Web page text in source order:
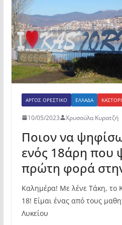
o
k
p ίτ
ε
ΆΡΓΟΣ ΟΡΕΣΤΙΚΌ ΕΛΛΆΔΑ
10/05/2023 Χρυσούλα Κυρατζή
Ποιον να
ενός 18άρη που
πρώτη φορά
Καλημέρα! Με λένε Τάκη, το
18! Είμαι ένας από τους
Λυκείου